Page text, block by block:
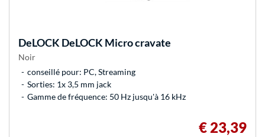
DeLOCK DeLOCK Micro cravate
Noir
conseillé pour: PC, Streaming
Sorties: 1x 3,5 mm jack
Gamme de fréquence: 50 Hz jusqu'à 16 kHz
€ 23,39